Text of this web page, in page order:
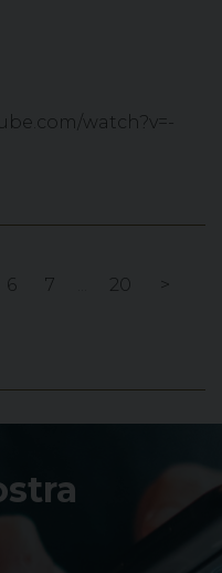
watch?v=-
6 7 20 >